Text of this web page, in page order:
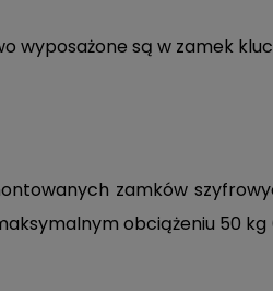
wyposażone są w zamek
zamków
obciążeniu 50